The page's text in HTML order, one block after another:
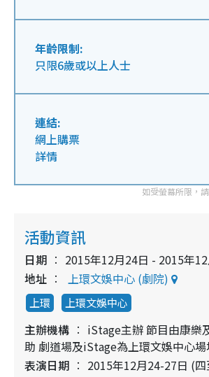
年齡限制:
只限6歲或以上人士
連結:
網上購票
詳情
活動資訊
日期
2015年12月24日 - 2015年
地址
上環文娛中心 (劇院)
上環 上環文娛中心
主辦機構
iStage主辦 節目由康樂
助 劇道場及iStage為上環文娛中心
表演日期
2015年12月24-27日 (